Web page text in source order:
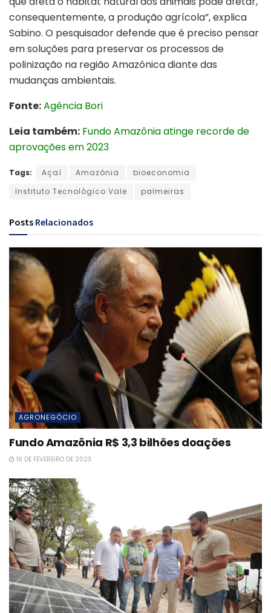
consequentemente, a produção agrícola”, explica
Sabino. O pesquisador defende que é preciso pensar
em soluções para preservar os processos de
polinização na região Amazônica diante das
mudanças ambientais.
Fonte:Agência Bori
Leia também: Fundo Amazônia atinge recorde de
aprovações em 2023
Tags: Açaí Amazônia
bioeconomia
Instituto Tecnológico Vale
palmeiras
Posts Relacionados
AGRONEGÓCIO
Fundo Amazônia R$ 3,3 bilhões doações
16 DE FEVEREIRO DE 2023